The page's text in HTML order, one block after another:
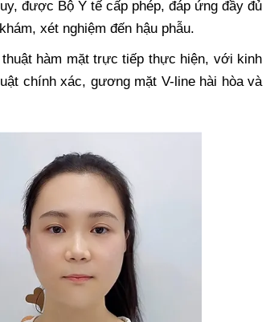
được Bộ Y tế cấp phép, đáp ứng đầy đủ
xét nghiệm đến hậu phẫu.
hàm mặt trực tiếp thực hiện, với kinh
chính xác, gương mặt V-line hài hòa và